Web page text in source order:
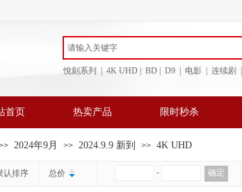
悅刻系列 | 4K UHD | BD | D9 | 电影 | 连续剧 |
首页 热卖产品 限时秒杀
2024年9月 >> 2024.9.9 新到 >> 4K UHD
认排序 总价 - 确定